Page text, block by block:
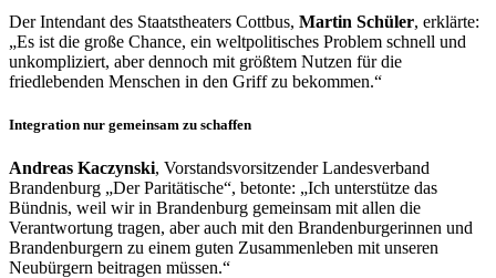
Der Intendant des Staatstheaters Cottbus, Martin Schüler, erklärte:
„Es ist die große Chance, ein weltpolitisches Problem schnell und
unkompliziert, aber dennoch mit größtem Nutzen für die
friedlebenden Menschen in den Griff zu bekommen.“
Integration nur gemeinsam zu schaffen
Andreas Kaczynski, Vorstandsvorsitzender Landesverband
Brandenburg „Der Paritätische“, betonte: „Ich unterstütze das
Bündnis, weil wir in Brandenburg gemeinsam mit allen die
Verantwortung tragen, aber auch mit den Brandenburgerinnen und
Brandenburgern zu einem guten Zusammenleben mit unseren
Neubürgern beitragen müssen.“